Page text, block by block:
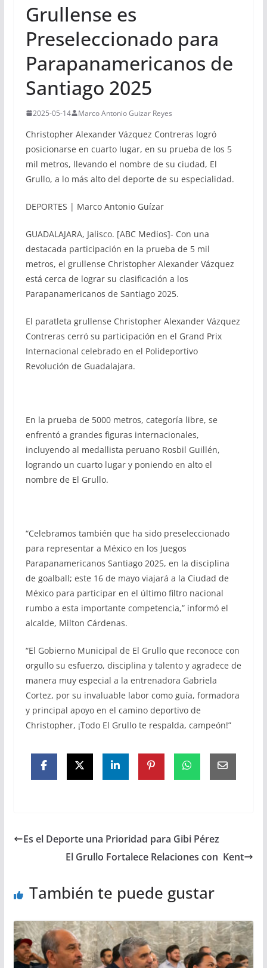
Grullense es
Preseleccionado para
Parapanamericanos de
Santiago 2025
2025-05-14 Marco Antonio Guizar Reyes
Christopher Alexander Vázquez Contreras logró
posicionarse en cuarto lugar, en su prueba de los 5
mil metros, llevando el nombre de su ciudad, El
Grullo, a lo más alto del deporte de su especialidad.
DEPORTES | Marco Antonio Guízar
GUADALAJARA, Jalisco. [ABC Medios]- Con una
destacada participación en la prueba de 5 mil
metros, el grullense Christopher Alexander Vázquez
está cerca de lograr su clasificación a los
Parapanamericanos de Santiago 2025.
El paratleta grullense Christopher Alexander Vázquez
Contreras cerró su participación en el Grand Prix
Internacional celebrado en el Polideportivo
Revolución de Guadalajara.
En la prueba de 5000 metros, categoría libre, se
enfrentó a grandes figuras internacionales,
incluyendo al medallista peruano Rosbil Guillén,
logrando un cuarto lugar y poniendo en alto el
nombre de El Grullo.
“Celebramos también que ha sido preseleccionado
para representar a México en los Juegos
Parapanamericanos Santiago 2025, en la disciplina
de goalball; este 16 de mayo viajará a la Ciudad de
México para participar en el último filtro nacional
rumbo a esta importante competencia,” informó el
alcalde, Milton Cárdenas.
“El Gobierno Municipal de El Grullo que reconoce con
orgullo su esfuerzo, disciplina y talento y agradece de
manera muy especial a la entrenadora Gabriela
Cortez, por su invaluable labor como guía, formadora
y principal apoyo en el camino deportivo de
Christopher, ¡Todo El Grullo te respalda, campeón!”
Es el Deporte una Prioridad para Gibi Pérez
El Grullo Fortalece Relaciones con Kent
También te puede gustar